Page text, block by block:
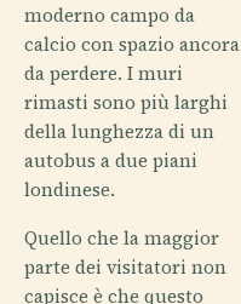
moderno campo da
calcio con spazio ancora
da perdere. I muri
rimasti sono più larghi
della lunghezza di un
autobus a due piani
londinese.
Quello che la maggior
parte dei visitatori non
capisce è che questo